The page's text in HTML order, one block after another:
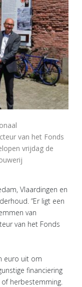
van het Fonds
vrijdag de
Vlaardingen en
“Er ligt een
van
van het Fonds
euro uit om
financiering
herbestemming.